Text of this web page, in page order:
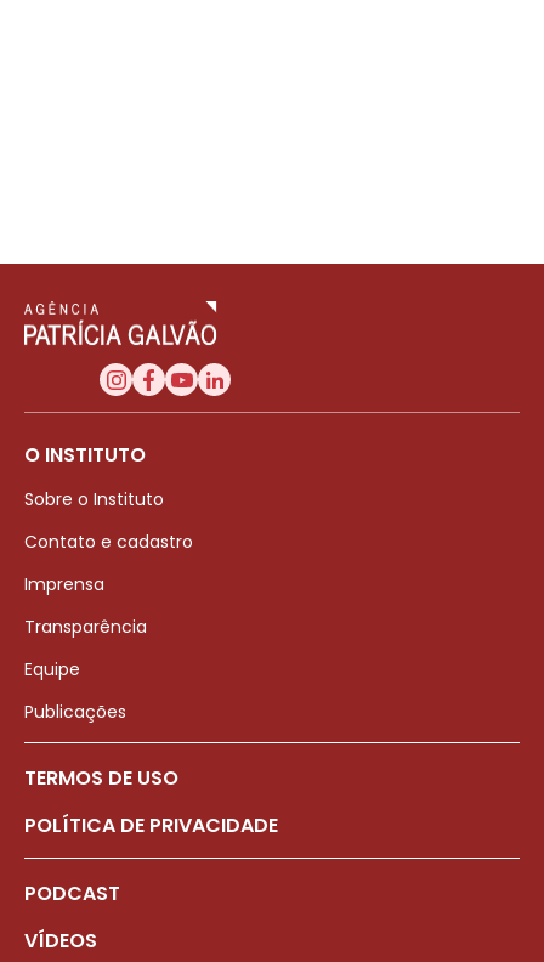
O INSTITUTO
Sobre o Instituto
Contato e cadastro
Imprensa
Transparência
Equipe
Publicações
TERMOS DE USO
POLÍTICA DE PRIVACIDADE
PODCAST
VÍDEOS